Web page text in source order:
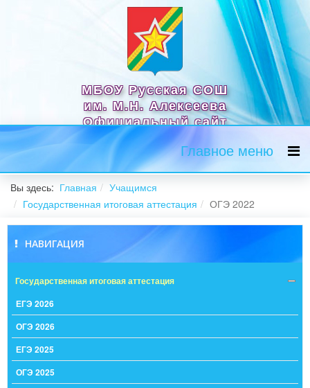
МБОУ Русская СОШ
им. М.Н. Алексеева
Официальный сайт
Главное меню
Вы здесь: Главная
Учащимся
Государственная итоговая аттестация
ОГЭ 2022
НАВИГАЦИЯ
Государственная итоговая аттестация
ЕГЭ 2026
ОГЭ 2026
ЕГЭ 2025
ОГЭ 2025